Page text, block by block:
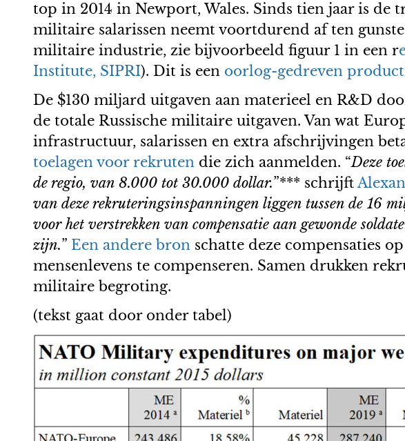
top in 2014 in Newport, Wales. Sinds tien jaar is de
militaire salarissen neemt voortdurend af ten
militaire industrie, zie bijvoorbeeld figuur 1 in een r
Institute, SIPRI). Dit is een oorlog-gedreven
De $130 miljard uitgaven aan materieel en R&D
de totale Russische militaire uitgaven. Van wat
infrastructuur, salarissen en extra afschrijvingen
toelagen voor rekruten die zich aanmelden. “Deze
de regio, van 8.000 tot 30.000 dollar.”*** schrijft
van deze rekruteringsinspanningen liggen tussen de 16
voor het verstrekken van compensatie aan gewonde
zijn.” Een andere bron schatte deze compensaties
mensenlevens te compenseren. Samen drukken
militaire begroting.
(tekst gaat door onder tabel)